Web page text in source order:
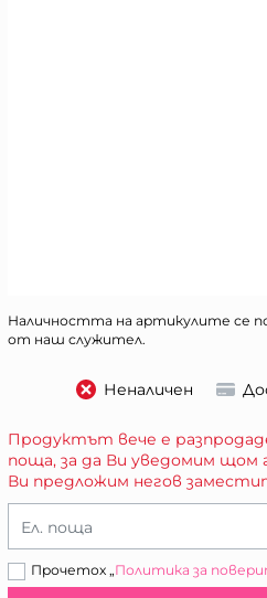
Наличността на артикулите се
от наш служител.
Неналичен
Продуктът вече е
поща, за да Ви уведомим щом
Ви предложим негов
Ел. поща
Прочетох „Политика за